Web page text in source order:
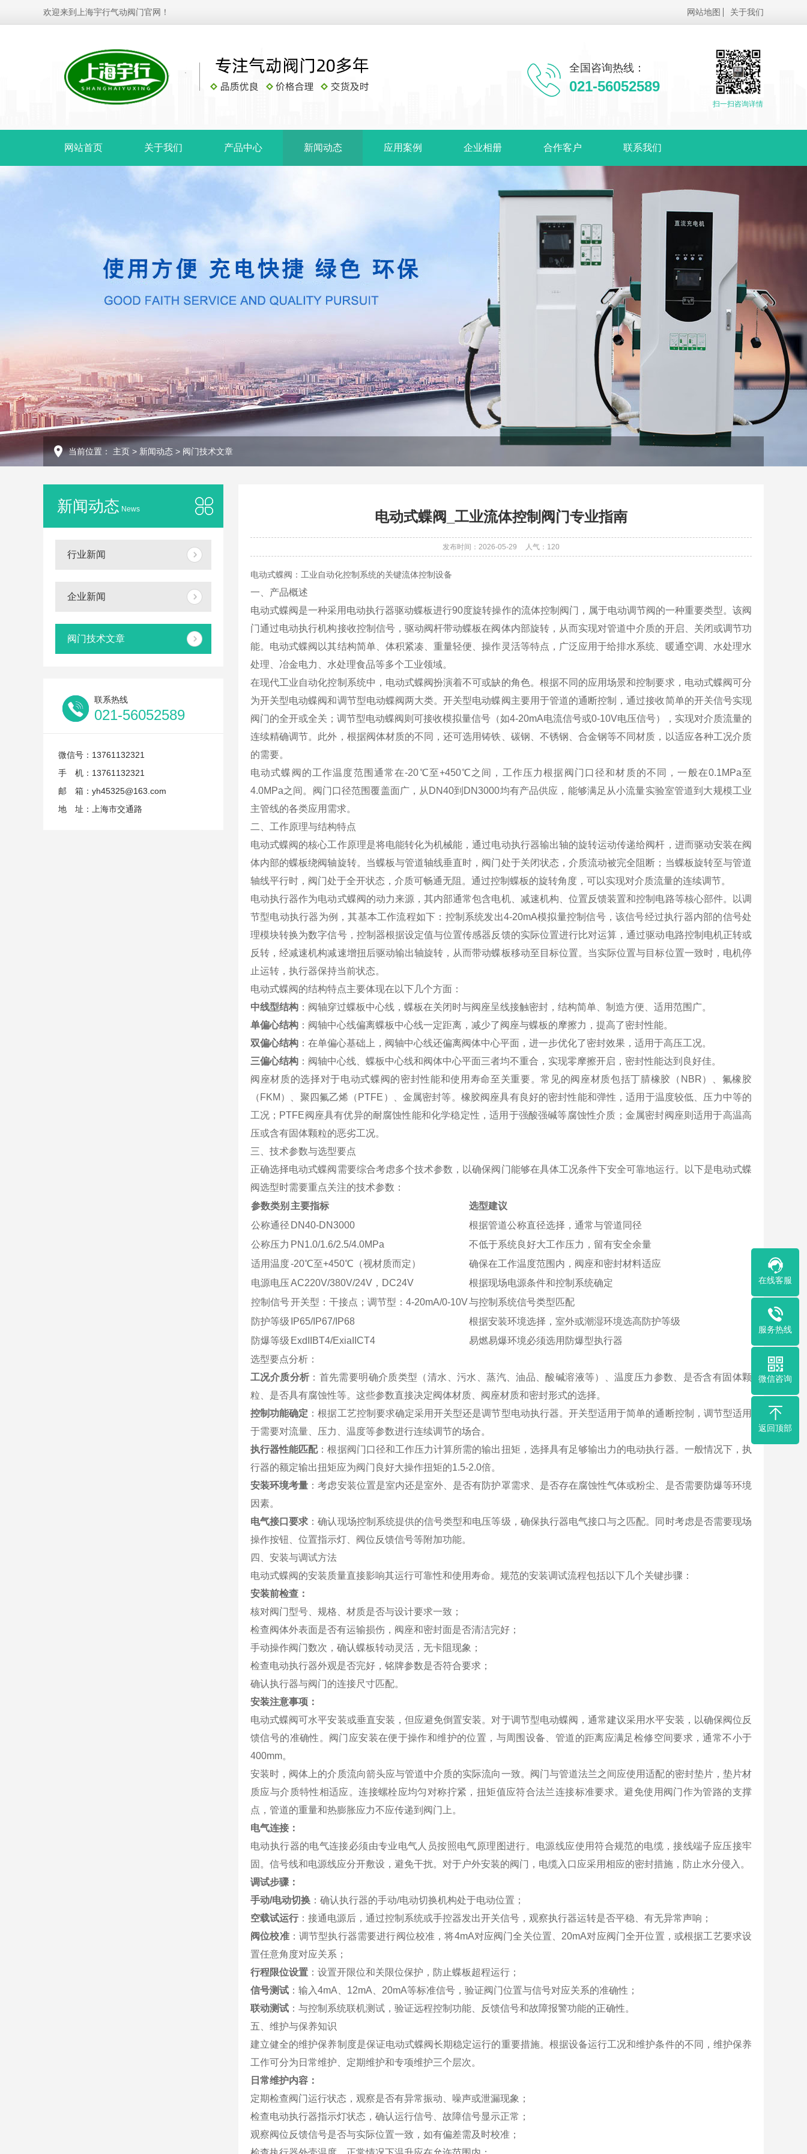
欢迎来到上海宇行气动阀门官网！ 网站地图 关于我们
扫一扫咨询详情
全国咨询热线：
021-56052589
网站首页 关于我们 产品中心 新闻动态 应用案例 企业相册 合作客户 联系我们
当前位置： 主页 > 新闻动态 > 阀门技术文章
新闻动态 News
行业新闻
企业新闻
阀门技术文章
联系热线
021-56052589
微信号：13761132321
手 机：13761132321
邮 箱：yh45325@163.com
地 址：上海市交通路
电动式蝶阀_工业流体控制阀门专业指南
发布时间：2026-05-29 人气： 120
电动式蝶阀：工业自动化控制系统的关键流体控制设备
一、产品概述
电动式蝶阀是一种采用电动执行器驱动蝶板进行90度旋转操作的流体控制阀门，属于电动调节阀的一种重要类型。该阀
门通过电动执行机构接收控制信号，驱动阀杆带动蝶板在阀体内部旋转，从而实现对管道中介质的开启、关闭或调节功
能。电动式蝶阀以其结构简单、体积紧凑、重量轻便、操作灵活等特点，广泛应用于给排水系统、暖通空调、水处理水
处理、冶金电力、水处理食品等多个工业领域。
在现代工业自动化控制系统中，电动式蝶阀扮演着不可或缺的角色。根据不同的应用场景和控制要求，电动式蝶阀可分
为开关型电动蝶阀和调节型电动蝶阀两大类。开关型电动蝶阀主要用于管道的通断控制，通过接收简单的开关信号实现
阀门的全开或全关；调节型电动蝶阀则可接收模拟量信号（如4-20mA电流信号或0-10V电压信号），实现对介质流量的
连续精确调节。此外，根据阀体材质的不同，还可选用铸铁、碳钢、不锈钢、合金钢等不同材质，以适应各种工况介质
的需要。
电动式蝶阀的工作温度范围通常在-20℃至+450℃之间，工作压力根据阀门口径和材质的不同，一般在0.1MPa至
4.0MPa之间。阀门口径范围覆盖面广，从DN40到DN3000均有产品供应，能够满足从小流量实验室管道到大规模工业
主管线的各类应用需求。
二、工作原理与结构特点
电动式蝶阀的核心工作原理是将电能转化为机械能，通过电动执行器输出轴的旋转运动传递给阀杆，进而驱动安装在阀
体内部的蝶板绕阀轴旋转。当蝶板与管道轴线垂直时，阀门处于关闭状态，介质流动被完全阻断；当蝶板旋转至与管道
轴线平行时，阀门处于全开状态，介质可畅通无阻。通过控制蝶板的旋转角度，可以实现对介质流量的连续调节。
电动执行器作为电动式蝶阀的动力来源，其内部通常包含电机、减速机构、位置反馈装置和控制电路等核心部件。以调
节型电动执行器为例，其基本工作流程如下：控制系统发出4-20mA模拟量控制信号，该信号经过执行器内部的信号处
理模块转换为数字信号，控制器根据设定值与位置传感器反馈的实际位置进行比对运算，通过驱动电路控制电机正转或
反转，经减速机构减速增扭后驱动输出轴旋转，从而带动蝶板移动至目标位置。当实际位置与目标位置一致时，电机停
止运转，执行器保持当前状态。
电动式蝶阀的结构特点主要体现在以下几个方面：
中线型结构 ：阀轴穿过蝶板中心线，蝶板在关闭时与阀座呈线接触密封，结构简单、制造方便、适用范围广。
单偏心结构 ：阀轴中心线偏离蝶板中心线一定距离，减少了阀座与蝶板的摩擦力，提高了密封性能。
双偏心结构 ：在单偏心基础上，阀轴中心线还偏离阀体中心平面，进一步优化了密封效果，适用于高压工况。
三偏心结构 ：阀轴中心线、蝶板中心线和阀体中心平面三者均不重合，实现零摩擦开启，密封性能达到良好佳。
阀座材质的选择对于电动式蝶阀的密封性能和使用寿命至关重要。常见的阀座材质包括丁腈橡胶（NBR）、氟橡胶
（FKM）、聚四氟乙烯（PTFE）、金属密封等。橡胶阀座具有良好的密封性能和弹性，适用于温度较低、压力中等的
工况；PTFE阀座具有优异的耐腐蚀性能和化学稳定性，适用于强酸强碱等腐蚀性介质；金属密封阀座则适用于高温高
压或含有固体颗粒的恶劣工况。
三、技术参数与选型要点
正确选择电动式蝶阀需要综合考虑多个技术参数，以确保阀门能够在具体工况条件下安全可靠地运行。以下是电动式蝶
阀选型时需要重点关注的技术参数：
参数类别 主要指标
选型建议
公称通径 DN40-DN3000
根据管道公称直径选择，通常与管道同径
公称压力 PN1.0/1.6/2.5/4.0MPa
不低于系统良好大工作压力，留有安全余量
适用温度-20℃至+450℃（视材质而定）
确保在工作温度范围内，阀座和密封材料适应
电源电压AC220V/380V/24V，DC24V
根据现场电源条件和控制系统确定
控制信号开关型：干接点；调节型：4-20mA/0-10V与控制系统信号类型匹配
防护等级 IP65/IP67/IP68
根据安装环境选择，室外或潮湿环境选高防护等级
防爆等级 ExdIIBT4/ExiaIICT4
易燃易爆环境必须选用防爆型执行器
选型要点分析：
工况介质分析 ：首先需要明确介质类型（清水、污水、蒸汽、油品、酸碱溶液等）、温度压力参数、是否含有固体颗
粒、是否具有腐蚀性等。这些参数直接决定阀体材质、阀座材质和密封形式的选择。
控制功能确定 ：根据工艺控制要求确定采用开关型还是调节型电动执行器。开关型适用于简单的通断控制，调节型适用
于需要对流量、压力、温度等参数进行连续调节的场合。
执行器性能匹配：根据阀门口径和工作压力计算所需的输出扭矩，选择具有足够输出力的电动执行器。一般情况下，执
行器的额定输出扭矩应为阀门良好大操作扭矩的1.5-2.0倍。
安装环境考量 ：考虑安装位置是室内还是室外、是否有防护罩需求、是否存在腐蚀性气体或粉尘、是否需要防爆等环境
因素。
电气接口要求 ：确认现场控制系统提供的信号类型和电压等级，确保执行器电气接口与之匹配。同时考虑是否需要现场
操作按钮、位置指示灯、阀位反馈信号等附加功能。
四、安装与调试方法
电动式蝶阀的安装质量直接影响其运行可靠性和使用寿命。规范的安装调试流程包括以下几个关键步骤：
安装前检查：
核对阀门型号、规格、材质是否与设计要求一致；
检查阀体外表面是否有运输损伤，阀座和密封面是否清洁完好；
手动操作阀门数次，确认蝶板转动灵活，无卡阻现象；
检查电动执行器外观是否完好，铭牌参数是否符合要求；
确认执行器与阀门的连接尺寸匹配。
安装注意事项：
电动式蝶阀可水平安装或垂直安装，但应避免倒置安装。对于调节型电动蝶阀，通常建议采用水平安装，以确保阀位反
馈信号的准确性。阀门应安装在便于操作和维护的位置，与周围设备、管道的距离应满足检修空间要求，通常不小于
400mm。
安装时，阀体上的介质流向箭头应与管道中介质的实际流向一致。阀门与管道法兰之间应使用适配的密封垫片，垫片材
质应与介质特性相适应。连接螺栓应均匀对称拧紧，扭矩值应符合法兰连接标准要求。避免使用阀门作为管路的支撑
点，管道的重量和热膨胀应力不应传递到阀门上。
电气连接：
电动执行器的电气连接必须由专业电气人员按照电气原理图进行。电源线应使用符合规范的电缆，接线端子应压接牢
固。信号线和电源线应分开敷设，避免干扰。对于户外安装的阀门，电缆入口应采用相应的密封措施，防止水分侵入。
调试步骤：
手动/电动切换 ：确认执行器的手动/电动切换机构处于电动位置；
空载试运行：接通电源后，通过控制系统或手控器发出开关信号，观察执行器运转是否平稳、有无异常声响；
阀位校准：调节型执行器需要进行阀位校准，将4mA对应阀门全关位置、20mA对应阀门全开位置，或根据工艺要求设
置任意角度对应关系；
行程限位设置 ：设置开限位和关限位保护，防止蝶板超程运行；
信号测试 ：输入4mA、12mA、20mA等标准信号，验证阀门位置与信号对应关系的准确性；
联动测试 ：与控制系统联机测试，验证远程控制功能、反馈信号和故障报警功能的正确性。
五、维护与保养知识
建立健全的维护保养制度是保证电动式蝶阀长期稳定运行的重要措施。根据设备运行工况和维护条件的不同，维护保养
工作可分为日常维护、定期维护和专项维护三个层次。
日常维护内容：
定期检查阀门运行状态，观察是否有异常振动、噪声或泄漏现象；
检查电动执行器指示灯状态，确认运行信号、故障信号显示正常；
观察阀位反馈信号是否与实际位置一致，如有偏差需及时校准；
在线客服
服务热线
微信咨询
返回顶部